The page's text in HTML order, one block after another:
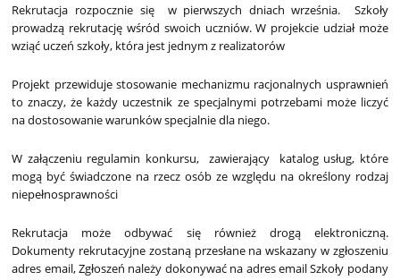
Rekrutacja rozpocznie się w pierwszych dniach września. Szkoły
prowadzą rekrutację wśród swoich uczniów. W projekcie udział może
wziąć uczeń szkoły, która jest jednym z realizatorów
Projekt przewiduje stosowanie mechanizmu racjonalnych usprawnień
to znaczy, że każdy uczestnik ze specjalnymi potrzebami może liczyć
na dostosowanie warunków specjalnie dla niego.
W załączeniu regulamin konkursu, zawierający katalog usług, które
mogą być świadczone na rzecz osób ze względu na określony rodzaj
niepełnosprawności
Rekrutacja może odbywać się również drogą elektroniczną.
Dokumenty rekrutacyjne zostaną przesłane na wskazany w zgłoszeniu
adres email, Zgłoszeń należy dokonywać na adres email Szkoły podany